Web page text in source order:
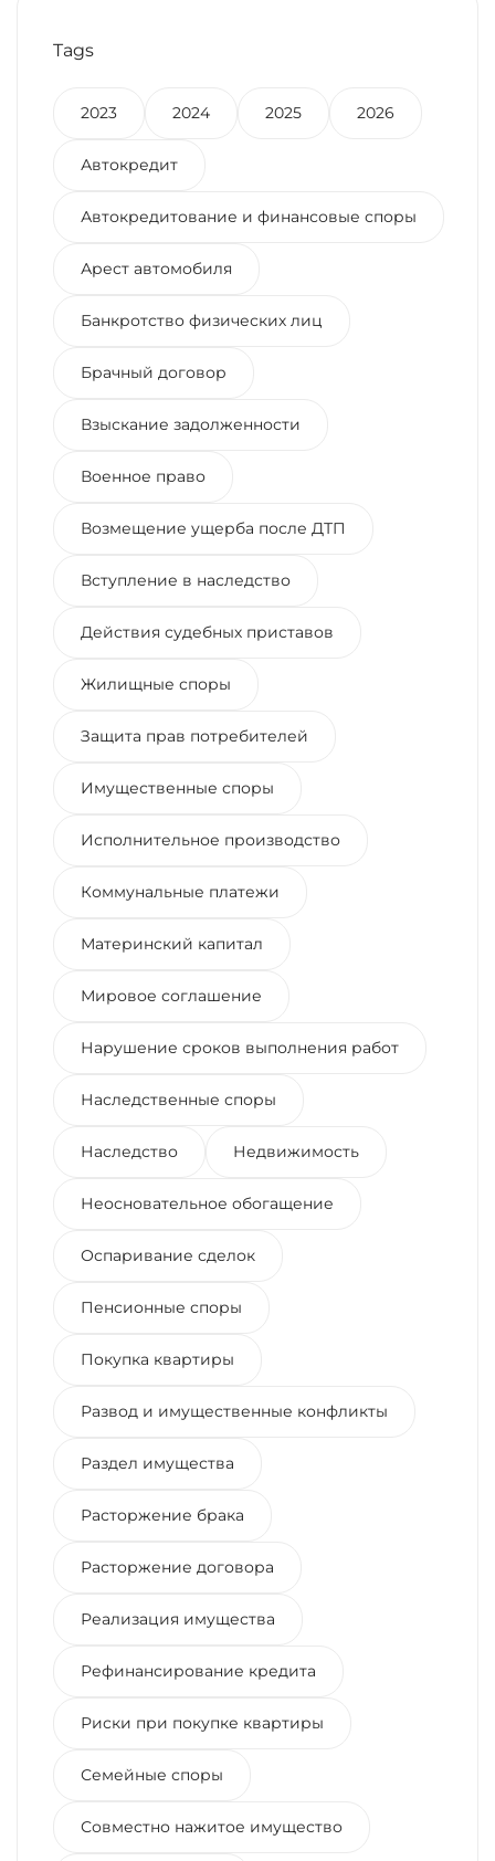
Tags
2023 2024 2025 2026
Автокредит
Автокредитование и финансовые споры
Арест автомобиля
Банкротство физических лиц
Брачный договор
Взыскание задолженности
Военное право
Возмещение ущерба после ДТП
Вступление в наследство
Действия судебных приставов
Жилищные споры
Защита прав потребителей
Имущественные споры
Исполнительное производство
Коммунальные платежи
Материнский капитал
Мировое соглашение
Нарушение сроков выполнения работ
Наследственные споры
Наследство Недвижимость
Неосновательное обогащение
Оспаривание сделок
Пенсионные споры
Покупка квартиры
Развод и имущественные конфликты
Раздел имущества
Расторжение брака
Расторжение договора
Реализация имущества
Рефинансирование кредита
Риски при покупке квартиры
Семейные споры
Совместно нажитое имущество